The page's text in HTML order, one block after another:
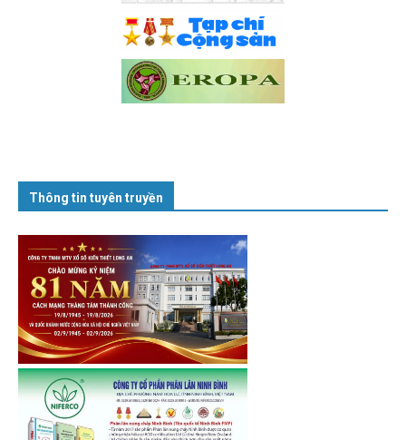
Thông tin tuyên truyền